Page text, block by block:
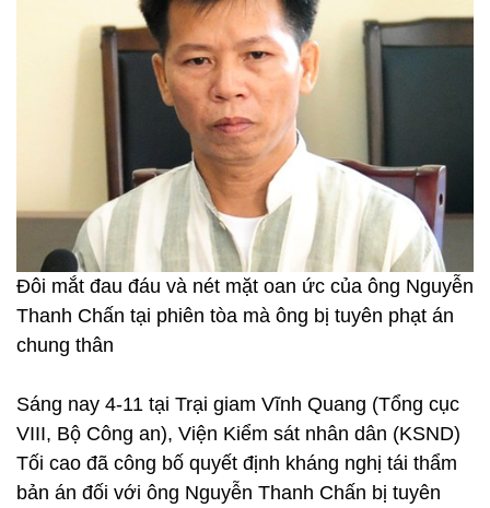
Đôi mắt đau đáu và nét mặt oan ức của ông Nguyễn
Thanh Chấn tại phiên tòa mà ông bị tuyên phạt án
chung thân
Sáng nay 4-11 tại Trại giam Vĩnh Quang (Tổng cục
VIII, Bộ Công an), Viện Kiểm sát nhân dân (KSND)
Tối cao đã công bố quyết định kháng nghị tái thẩm
bản án đối với ông Nguyễn Thanh Chấn bị tuyên